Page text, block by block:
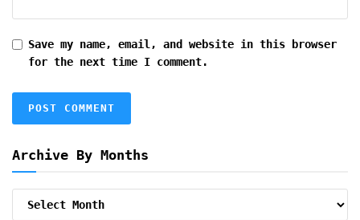
Save my name, email, and website in this browser
for the next time I comment.
Archive By Months
Archive